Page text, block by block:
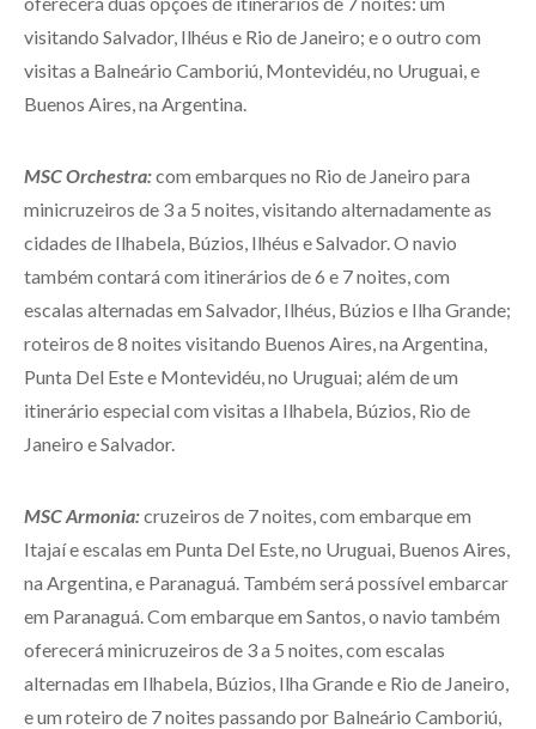
visitando Salvador, Ilhéus e Rio de Janeiro; e o outro com
visitas a Balneário Camboriú, Montevidéu, no Uruguai, e
Buenos Aires, na Argentina.
MSC Orchestra:com embarques no Rio de Janeiro para
minicruzeiros de 3 a 5 noites, visitando alternadamente as
cidades de Ilhabela, Búzios, Ilhéus e Salvador. O navio
também contará com itinerários de 6 e 7 noites, com
escalas alternadas em Salvador, Ilhéus, Búzios e Ilha Grande;
roteiros de 8 noites visitando Buenos Aires, na Argentina,
Punta Del Este e Montevidéu, no Uruguai; além de um
itinerário especial com visitas a Ilhabela, Búzios, Rio de
Janeiro e Salvador.
MSC Armonia:cruzeiros de 7 noites, com embarque em
Itajaí e escalas em Punta Del Este, no Uruguai, Buenos Aires,
na Argentina, e Paranaguá. Também será possível embarcar
em Paranaguá. Com embarque em Santos, o navio também
oferecerá minicruzeiros de 3 a 5 noites, com escalas
alternadas em Ilhabela, Búzios, Ilha Grande e Rio de Janeiro,
e um roteiro de 7 noites passando por Balneário Camboriú,